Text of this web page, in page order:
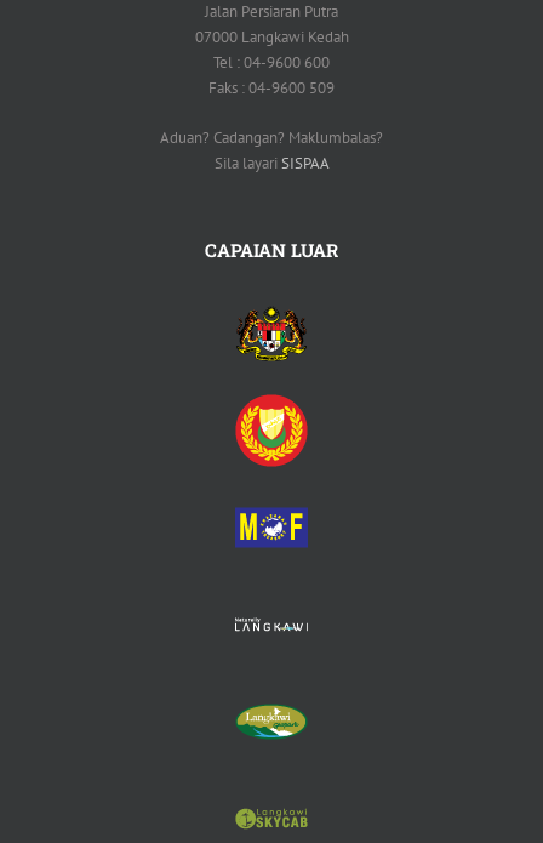
Jalan Persiaran Putra
07000 Langkawi Kedah
Tel : 04-9600 600
Faks : 04-9600 509
Aduan? Cadangan? Maklumbalas?
Sila layari SISPAA
CAPAIAN LUAR